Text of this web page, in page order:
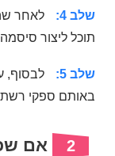
שלב 4:
לאחר
תוכל ליצור
שלב 5:
לבסוף,
באותם ספקי
2 אם